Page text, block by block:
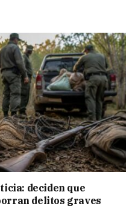
deciden que
delitos graves